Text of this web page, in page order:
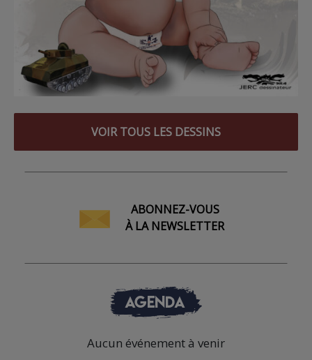
VOIR TOUS LES DESSINS
ABONNEZ-VOUS
À LA NEWSLETTER
AGENDA
Aucun événement à venir